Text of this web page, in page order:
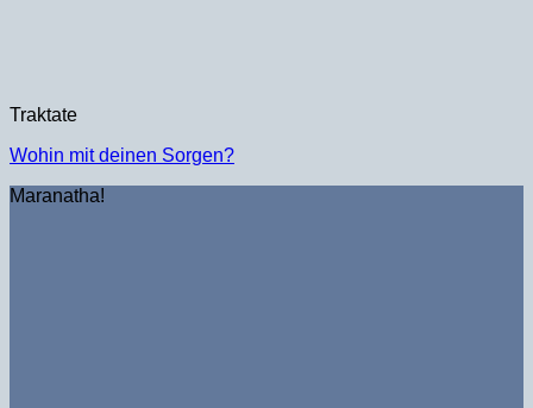
Traktate
Wohin mit deinen Sorgen?
Maranatha!